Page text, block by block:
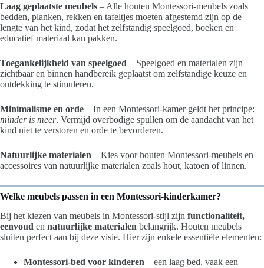
Laag geplaatste meubels – Alle houten Montessori-meubels zoals
bedden, planken, rekken en tafeltjes moeten afgestemd zijn op de
lengte van het kind, zodat het zelfstandig speelgoed, boeken en
educatief materiaal kan pakken.
Toegankelijkheid van speelgoed – Speelgoed en materialen zijn
zichtbaar en binnen handbereik geplaatst om zelfstandige keuze en
ontdekking te stimuleren.
Minimalisme en orde – In een Montessori-kamer geldt het principe:
minder is meer. Vermijd overbodige spullen om de aandacht van het
kind niet te verstoren en orde te bevorderen.
Natuurlijke materialen – Kies voor houten Montessori-meubels en
accessoires van natuurlijke materialen zoals hout, katoen of linnen.
Welke meubels passen in een Montessori-kinderkamer?
Bij het kiezen van meubels in Montessori-stijl zijn functionaliteit,
eenvoud en natuurlijke materialen belangrijk. Houten meubels
sluiten perfect aan bij deze visie. Hier zijn enkele essentiële elementen:
Montessori-bed voor kinderen – een laag bed, vaak een